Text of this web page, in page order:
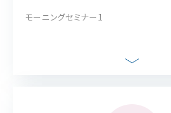
本イベントに関するお問い合わせに
phsales@btlnet.com までご連絡を
モーニングセミナー1